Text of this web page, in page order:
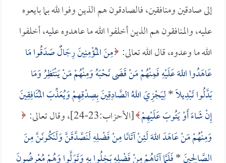
إلى صادقين ومنافقين، فالصادقون هم الذين وفوا لله بما بايعوه
عليه، والمنافقون هم الذين أخلفوا الله ما عاهدوه عليه، أخلفوا
الله ما وعدوه، قال الله تعالى: مِنَ المُؤْمِنِينَ رِجَالٌ صَدَقُوا مَا
عَاهَدُوا اللهَ عَلَيْهِ فَمِنْهُمْ مَنْ قَضَى نَحْبَهُ وَمِنْهُمْ مَنْ يَنْتَظِرُ وَمَا
بَدَّلُوا تَبْدِيلًا*لِيَجْزِيَ اللهُ الصَّادِقِينَ بِصِدْقِهِمْ وَيُعَذِّبَ المُنَافِقِينَ
إِنْ شَاءَ أَوْ يَتُوبَ عَلَيْهِمْ [الأحزاب:23-24]، وقال تعالى:
وَمِنْهُمْ مَنْ عَاهَدَ اللهَ لَئِنْ آتَانَا مِنْ فَضْلِهِ لَنَصَّدَّقَنَّ وَلَنَكُونَنَّ مِنَ